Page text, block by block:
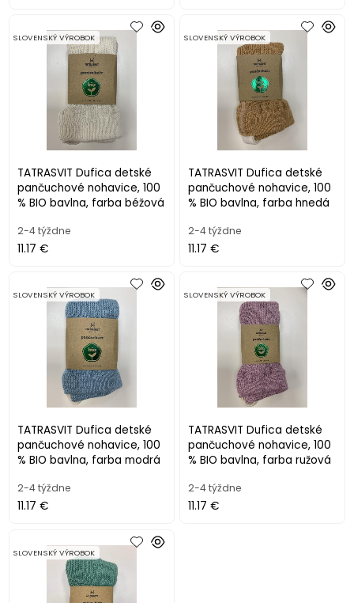
TATRASVIT Dufica detské
pančuchové nohavice, 100
% BIO bavlna, farba béžová
SLOVENSKÝ VÝROBOK
2-4 týždne
11.17 €
TATRASVIT Dufica detské
pančuchové nohavice, 100
% BIO bavlna, farba hnedá
SLOVENSKÝ VÝROBOK
2-4 týždne
11.17 €
TATRASVIT Dufica detské
pančuchové nohavice, 100
% BIO bavlna, farba modrá
SLOVENSKÝ VÝROBOK
2-4 týždne
11.17 €
TATRASVIT Dufica detské
pančuchové nohavice, 100
% BIO bavlna, farba ružová
SLOVENSKÝ VÝROBOK
2-4 týždne
11.17 €
SLOVENSKÝ VÝROBOK